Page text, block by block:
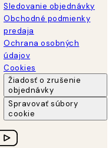
Sledovanie objednávky
Obchodné podmienky
predaja
Ochrana osobných
údajov
Cookies
Žiadosť o zrušenie
objednávky
Spravovať súbory
cookie